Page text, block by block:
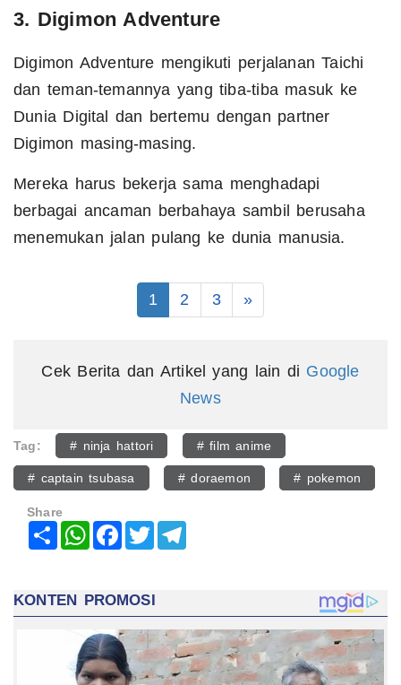
3. Digimon Adventure
Digimon Adventure mengikuti perjalanan Taichi
dan teman-temannya yang tiba-tiba masuk ke
Dunia Digital dan bertemu dengan partner
Digimon masing-masing.
Mereka harus bekerja sama menghadapi
berbagai ancaman berbahaya sambil berusaha
menemukan jalan pulang ke dunia manusia.
1 2 3 »
Cek Berita dan Artikel yang lain di Google
News
Tag: # ninja hattori # film anime
# captain tsubasa # doraemon # pokemon
Share
Share WhatsAppFacebook
Twitter